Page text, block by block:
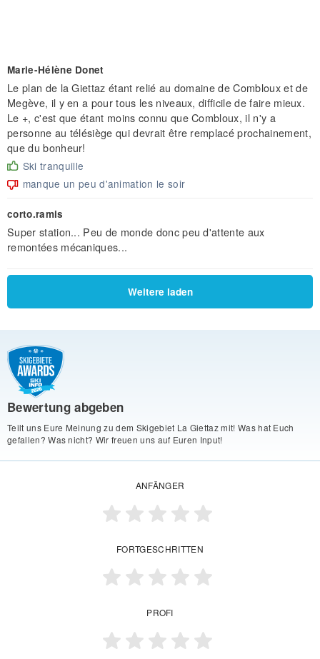
Marie-Hélène Donet
Le plan de la Giettaz étant relié au domaine de Combloux et de
Megève, il y en a pour tous les niveaux, difficile de faire mieux.
Le +, c'est que étant moins connu que Combloux, il n'y a
personne au télésiège qui devrait être remplacé prochainement,
que du bonheur!
Ski tranquille
manque un peu d'animation le soir
corto.ramis
Super station... Peu de monde donc peu d'attente aux
remontées mécaniques...
Weitere laden
Bewertung abgeben
Teilt uns Eure Meinung zu dem Skigebiet La Giettaz mit! Was hat Euch
gefallen? Was nicht? Wir freuen uns auf Euren Input!
ANFÄNGER
FORTGESCHRITTEN
PROFI